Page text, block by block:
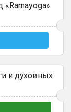
и духовных